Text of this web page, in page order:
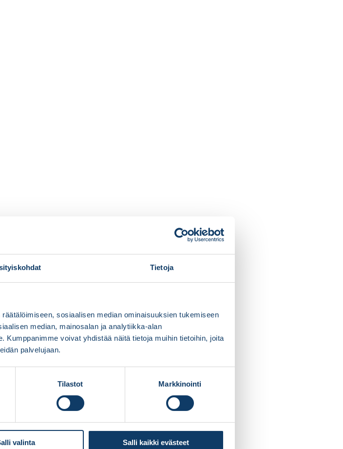
Tietoja
sosiaalisen median ominaisuuksien tukemiseen
median, mainosalan ja analytiikka-alan
voivat yhdistää näitä tietoja muihin tietoihin, joita
palvelujaan.
Tilastot Markkinointi
valinta Salli kaikki evästeet